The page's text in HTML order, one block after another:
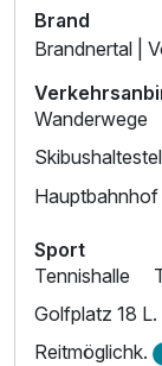
Brand
Brandnertal |
Wanderwege
Sport
Tennishalle
Golfplatz 18 L.
Reitmöglichk.